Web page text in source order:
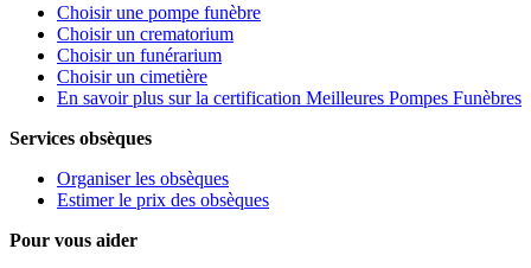
Choisir une pompe funèbre
Choisir un crematorium
Choisir un funérarium
Choisir un cimetière
En savoir plus sur la certification Meilleures Pompes Funèbres
Services obsèques
Organiser les obsèques
Estimer le prix des obsèques
Pour vous aider